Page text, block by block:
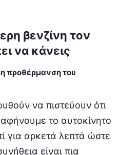
βενζίνη τον
να κάνεις
προθέρμανση του
να πιστεύουν ότι
το αυτοκίνητο
για αρκετά λεπτά ώστε
είναι πια